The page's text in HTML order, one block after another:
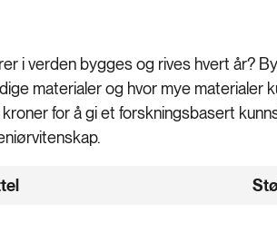
i verden bygges og rives hvert år?
materialer og hvor mye materialer
for å gi et forskningsbasert